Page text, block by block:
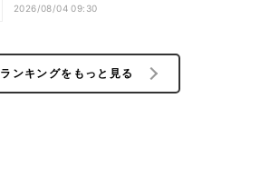
2026/08/04 09:30
ランキングをもっと見る